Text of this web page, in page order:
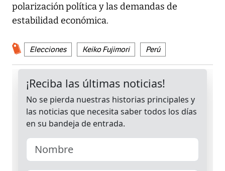
polarización política y las demandas de
estabilidad económica.
Elecciones Keiko Fujimori Perú